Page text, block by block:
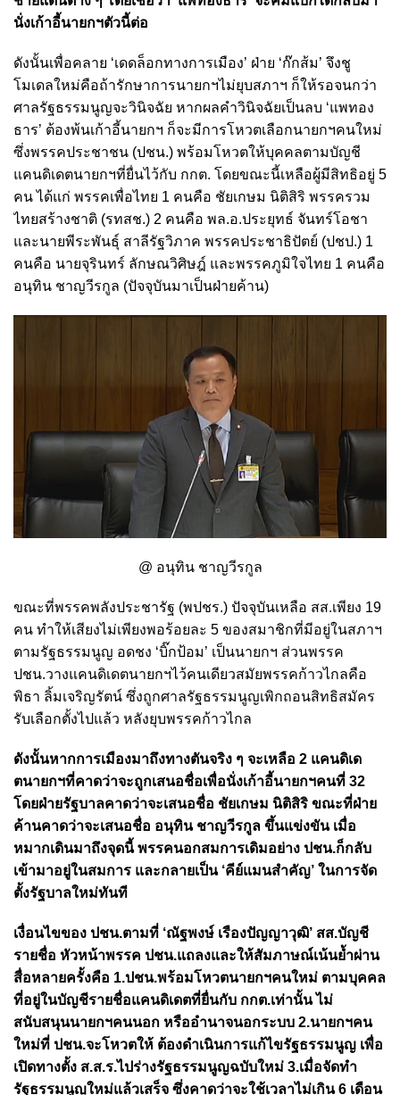
นั่งเก้าอี้นายกฯตัวนี้ต่อ
ดังนั้นเพื่อคลาย ‘เดดล็อกทางการเมือง’ ฝ่าย ‘ก๊กส้ม’ จึงชู
โมเดลใหม่คือถ้ารักษาการนายกฯไม่ยุบสภาฯ ก็ให้รอจนกว่า
ศาลรัฐธรรมนูญจะวินิจฉัย หากผลคำวินิจฉัยเป็นลบ ‘แพทอง
ธาร’ ต้องพ้นเก้าอี้นายกฯ ก็จะมีการโหวตเลือกนายกฯคนใหม่
ซึ่งพรรคประชาชน (ปชน.) พร้อมโหวตให้บุคคลตามบัญชี
แคนดิเดตนายกฯที่ยื่นไว้กับ กกต. โดยขณะนี้เหลือผู้มีสิทธิอยู่ 5
คน ได้แก่ พรรคเพื่อไทย 1 คนคือ ชัยเกษม นิติสิริ พรรครวม
ไทยสร้างชาติ (รทสช.) 2 คนคือ พล.อ.ประยุทธ์ จันทร์โอชา
และนายพีระพันธุ์ สาลีรัฐวิภาค พรรคประชาธิปัตย์ (ปชป.) 1
คนคือ นายจุรินทร์ ลักษณวิศิษฎ์ และพรรคภูมิใจไทย 1 คนคือ
อนุทิน ชาญวีรกูล (ปัจจุบันมาเป็นฝ่ายค้าน)
@ อนุทิน ชาญวีรกูล
ขณะที่พรรคพลังประชารัฐ (พปชร.) ปัจจุบันเหลือ สส.เพียง 19
คน ทำให้เสียงไม่เพียงพอร้อยละ 5 ของสมาชิกที่มีอยู่ในสภาฯ
ตามรัฐธรรมนูญ อดชง ‘บิ๊กป้อม’ เป็นนายกฯ ส่วนพรรค
ปชน.วางแคนดิเดตนายกฯไว้คนเดียวสมัยพรรคก้าวไกลคือ
พิธา ลิ้มเจริญรัตน์ ซึ่งถูกศาลรัฐธรรมนูญเพิกถอนสิทธิสมัคร
รับเลือกตั้งไปแล้ว หลังยุบพรรคก้าวไกล
ดังนั้นหากการเมืองมาถึงทางตันจริง ๆ จะเหลือ 2 แคนดิเด
ตนายกฯที่คาดว่าจะถูกเสนอชื่อเพื่อนั่งเก้าอี้นายกฯคนที่ 32
โดยฝ่ายรัฐบาลคาดว่าจะเสนอชื่อ ชัยเกษม นิติสิริ ขณะที่ฝ่าย
ค้านคาดว่าจะเสนอชื่อ อนุทิน ชาญวีรกูล ขึ้นแข่งขัน เมื่อ
หมากเดินมาถึงจุดนี้ พรรคนอกสมการเดิมอย่าง ปชน.ก็กลับ
เข้ามาอยู่ในสมการ และกลายเป็น ‘คีย์แมนสำคัญ’ ในการจัด
ตั้งรัฐบาลใหม่ทันที
เงื่อนไขของ ปชน.ตามที่ ‘ณัฐพงษ์ เรืองปัญญาวุฒิ’ สส.บัญชี
รายชื่อ หัวหน้าพรรค ปชน.แถลงและให้สัมภาษณ์เน้นย้ำผ่าน
สื่อหลายครั้งคือ 1.ปชน.พร้อมโหวตนายกฯคนใหม่ ตามบุคคล
ที่อยู่ในบัญชีรายชื่อแคนดิเดตที่ยื่นกับ กกต.เท่านั้น ไม่
สนับสนุนนายกฯคนนอก หรืออำนาจนอกระบบ 2.นายกฯคน
ใหม่ที่ ปชน.จะโหวตให้ ต้องดำเนินการแก้ไขรัฐธรรมนูญ เพื่อ
เปิดทางตั้ง ส.ส.ร.ไปร่างรัฐธรรมนูญฉบับใหม่ 3.เมื่อจัดทำ
รัฐธรรมนูญใหม่แล้วเสร็จ ซึ่งคาดว่าจะใช้เวลาไม่เกิน 6 เดือน